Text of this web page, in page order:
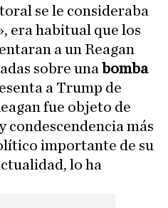
se le consideraba
era habitual que los
a un Reagan
sobre una bomba
a Trump de
fue objeto de
condescendencia más
importante de su
lo ha